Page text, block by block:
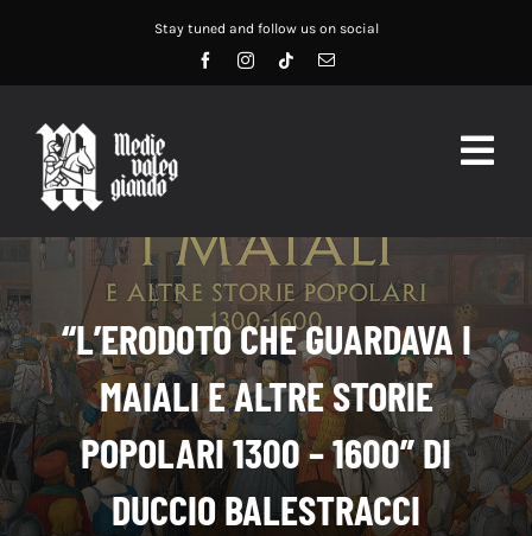
contenuto
Stay tuned and follow us on social
HOME
ABOUT US
SERVIZI
DIDATTICA
RECENSIONI
“L’ERODOTO CHE GUARDAVA I
MAIALI E ALTRE STORIE
POPOLARI 1300 – 1600” DI
DUCCIO BALESTRACCI